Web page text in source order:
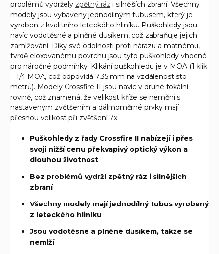
problémů vydržely zpětný ráz i silnějších zbraní. Všechny
modely jsou vybaveny jednodílným tubusem, který je
vyroben z kvalitního leteckého hliníku. Puškohledy jsou
navíc vodotěsné a plněné dusíkem, což zabraňuje jejich
zamlžování. Díky své odolnosti proti nárazu a matnému,
tvrdě eloxovanému povrchu jsou tyto puškohledy vhodné
pro náročné podmínky. Klikání puškohledu je v MOA (1 klik
= 1/4 MOA, což odpovídá 7,35 mm na vzdálenost sto
metrů). Modely Crossfire II jsou navíc v druhé fokální
rovině, což znamená, že velikost kříže se nemění s
nastaveným zvětšením a dálmoměrné prvky mají
přesnou velikost při zvětšení 7x.
Puškohledy z řady Crossfire II nabízejí i přes
svoji nižší cenu překvapivý optický výkon a
dlouhou životnost
Bez problémů vydrží zpětný ráz i silnějších
zbraní
Všechny modely mají jednodílný tubus vyrobený
z leteckého hliníku
Jsou vodotěsné a plněné dusíkem, takže se
nemlží